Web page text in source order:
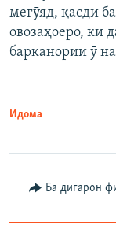
мегӯяд, қасди
овозаҳоеро, ки
барканории ӯ
Идома
Ба дигарон